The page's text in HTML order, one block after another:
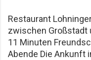
Restaurant
zwischen Großstadt
11 Minuten
Abende Die Ankunft